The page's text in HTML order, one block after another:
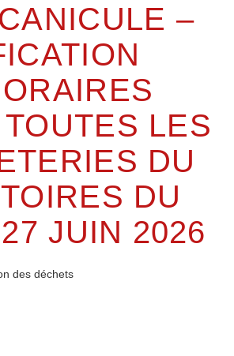
–
LES
DU
DU
JUIN 2026
des déchets